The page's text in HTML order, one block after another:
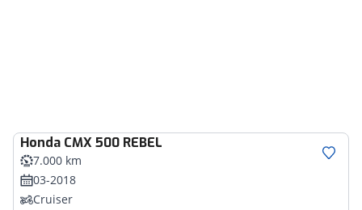
Honda CMX 500 REBEL
7.000 km
03-2018
Cruiser